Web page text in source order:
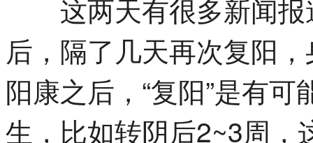
这两天有很多新闻报
后，隔了几天再次复阳
阳康之后，“复阳”是有可
生，比如转阴后2~3周，